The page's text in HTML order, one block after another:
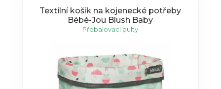
Textilní košík na kojenecké potřeby
Bébé-Jou Blush Baby
Přebalovací pulty